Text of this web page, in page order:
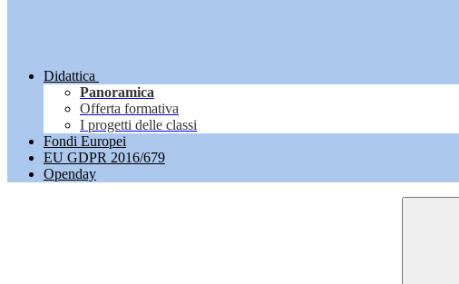
Didattica
Panoramica
Offerta formativa
I progetti delle classi
Fondi Europei
EU GDPR 2016/679
Openday